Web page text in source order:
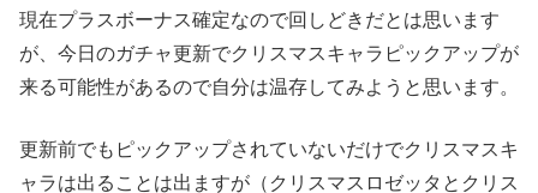
現在プラスボーナス確定なので回しどきだとは思います
が、今日のガチャ更新でクリスマスキャラピックアップが
来る可能性があるので自分は温存してみようと思います。
更新前でもピックアップされていないだけでクリスマスキ
ャラは出ることは出ますが（クリスマスロゼッタとクリス